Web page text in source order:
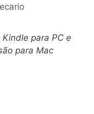
para PC e
para Mac